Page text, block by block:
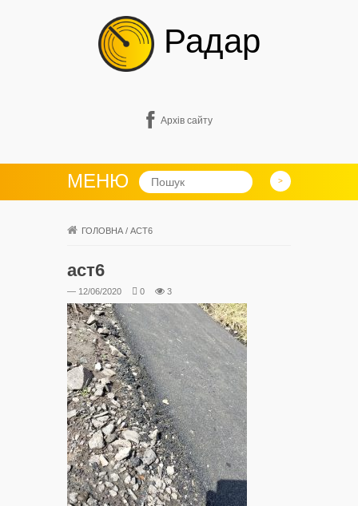
Радар
Архів сайту
МЕНЮ
ГОЛОВНА / АСТ6
аст6
— 12/06/2020 0 3